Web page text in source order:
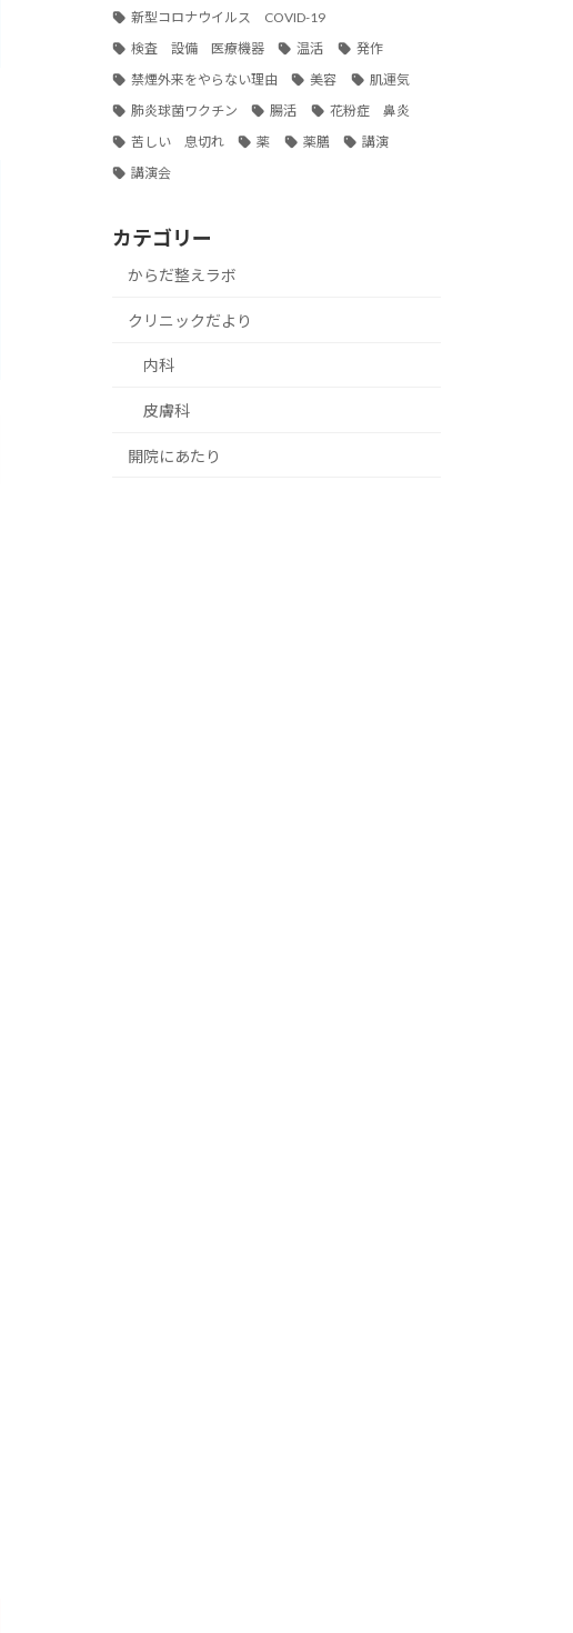
新型コロナウイルス COVID-19
検査 設備 医療機器
温活
発作
禁煙外来をやらない理由
美容
肌運気
肺炎球菌ワクチン
腸活
花粉症 鼻炎
苦しい 息切れ
薬 薬膳
講演
講演会
カテゴリー
からだ整えラボ
クリニックだより
内科
皮膚科
開院にあたり